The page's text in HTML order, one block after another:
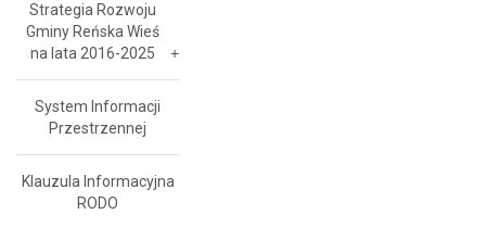
Strategia Rozwoju
Gminy Reńska Wieś
na lata 2016-2025
System Informacji
Przestrzennej
Klauzula Informacyjna
RODO